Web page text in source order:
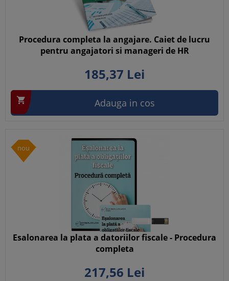
Procedura completa la angajare. Caiet de lucru
pentru angajatori si manageri de HR
185,37 Lei
 Adauga in cos
nou
Esalonarea la plata a datoriilor fiscale - Procedura
completa
217,56 Lei